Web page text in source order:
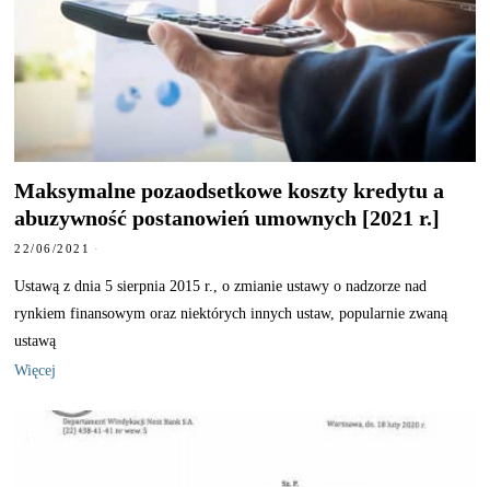
Maksymalne pozaodsetkowe koszty kredytu a
abuzywność postanowień umownych [2021 r.]
22/06/2021
Ustawą z dnia 5 sierpnia 2015 r., o zmianie ustawy o nadzorze nad
rynkiem finansowym oraz niektórych innych ustaw, popularnie zwaną
ustawą
Więcej